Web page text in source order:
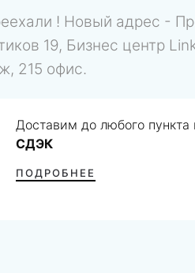
! Новый адрес -
19, Бизнес центр
215 офис.
Доставим до любого пункта
СДЭК
ПОДРОБНЕЕ